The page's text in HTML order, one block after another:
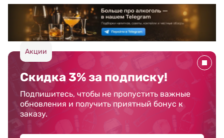
Акции
Скидка 3% за подписку!
Подпишитесь, чтобы не пропустить важные
обновления и получить приятный бонус к
заказу.